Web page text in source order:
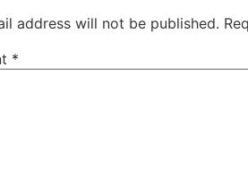
address will not be published.
*